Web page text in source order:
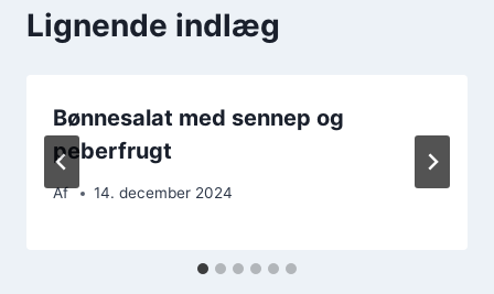
Lignende indlæg
Bønnesalat med sennep og
peberfrugt
Af 14. december 2024